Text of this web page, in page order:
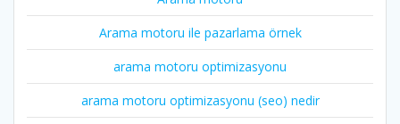
Arama motoru ile pazarlama örnek
arama motoru optimizasyonu
arama motoru optimizasyonu (seo) nedir